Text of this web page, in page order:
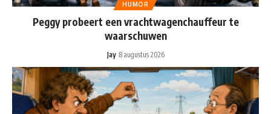
HUMOR
Peggy probeert een vrachtwagenchauffeur te
waarschuwen
Jay 8 augustus 2026